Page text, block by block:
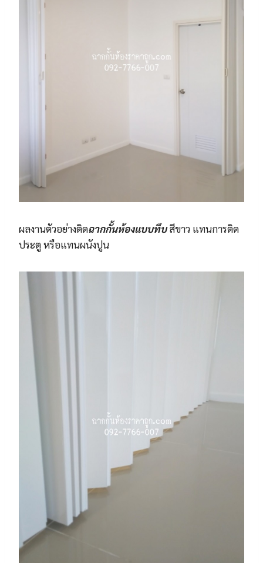
ผลงานตัวอย่างติดฉากกั้นห้องแบบทึบสีขาว แทนการติด
ประตู หรือแทนผนังปูน